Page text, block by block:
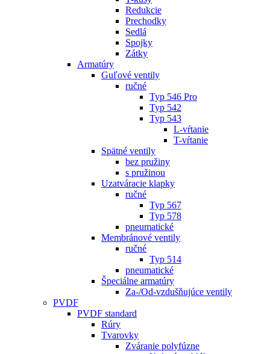
Redukcie
Prechodky
Sedlá
Spojky
Zátky
Armatúry
Guľové ventily
ručné
Typ 546 Pro
Typ 542
Typ 543
L-vŕtanie
T-vŕtanie
Spätné ventily
bez pružiny
s pružinou
Uzatváracie klapky
ručné
Typ 567
Typ 578
pneumatické
Membránové ventily
ručné
Typ 514
pneumatické
Špeciálne armatúry
Za-/Od-vzdušňujúce ventily
PVDF
PVDF standard
Rúry
Tvarovky
Zváranie polyfúzne